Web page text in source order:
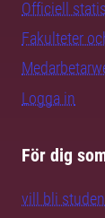
Officiell
Fakulteter
Logga in
För dig
vill bli